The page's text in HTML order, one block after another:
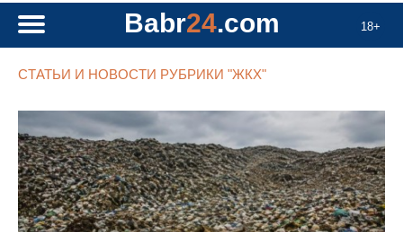
18+
Babr24.com
СТАТЬИ И НОВОСТИ РУБРИКИ "ЖКХ"